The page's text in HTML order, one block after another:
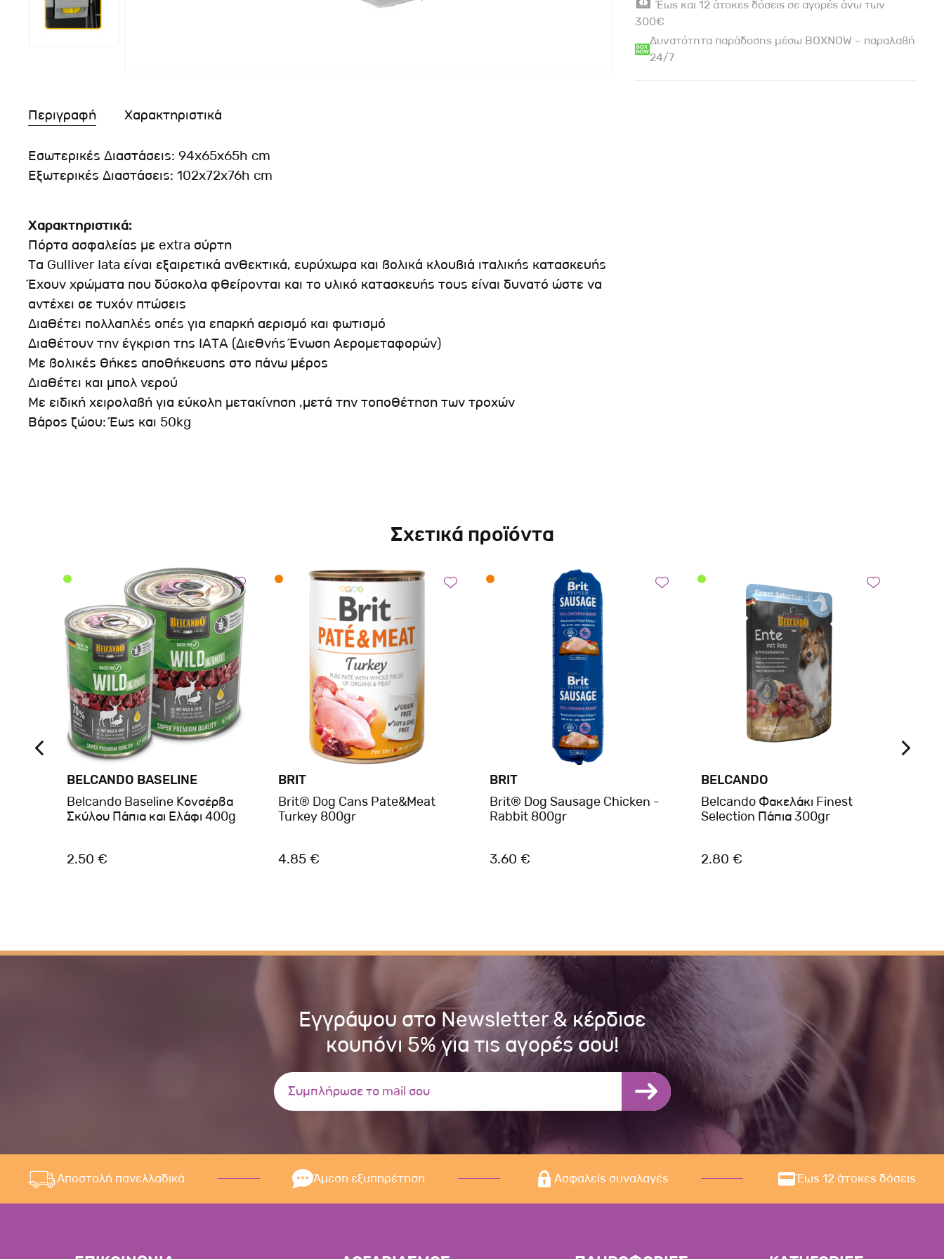
Έως και 12 άτοκες δόσεις σε αγορές άνω των
300€
Δυνατότητα παράδοσης μέσω BOXNOW – παραλαβή
24/7
Περιγραφή Χαρακτηριστικά
Εσωτερικές Διαστάσεις: 94x65x65h cm
Εξωτερικές Διαστάσεις: 102x72x76h cm
Χαρακτηριστικά:
Πόρτα ασφαλείας με extra σύρτη
Τα Gulliver Iata είναι εξαιρετικά ανθεκτικά, ευρύχωρα και βολικά κλουβιά ιταλικής κατασκευής
Έχουν χρώματα που δύσκολα φθείρονται και το υλικό κατασκευής τους είναι δυνατό ώστε να
αντέχει σε τυχόν πτώσεις
Διαθέτει πολλαπλές οπές για επαρκή αερισμό και φωτισμό
Διαθέτουν την έγκριση της ΙΑΤΑ (Διεθνής Ένωση Αερομεταφορών)
Με βολικές θήκες αποθήκευσης στο πάνω μέρος
Διαθέτει και μπολ νερού
Με ειδική χειρολαβή για εύκολη μετακίνηση ,μετά την τοποθέτηση των τροχών
Βάρος ζώου: Έως και 50kg
Σχετικά προϊόντα
BELCANDO BASELINE
Belcando Baseline Κονσέρβα
Σκύλου Πάπια και Ελάφι 400g
2.50 €
BRIT
Brit® Dog Cans Pate&Meat
Turkey 800gr
4.85 €
BRIT
Brit® Dog Sausage Chicken -
Rabbit 800gr
3.60 €
BELCANDO
Belcando Φακελάκι Finest
Selection Πάπια 300gr
2.80 €
Εγγράψου στο Newsletter & κέρδισε
κουπόνι 5% για τις αγορές σου!
Αποστολή πανελλαδικά Άμεση εξυπηρέτηση Ασφαλείς συναλαγές Έως 12 άτοκες δόσεις